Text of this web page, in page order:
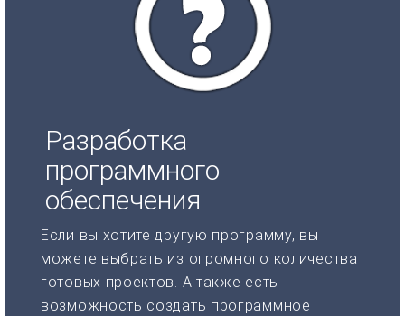
Разработка
программного
обеспечения
Если вы хотите другую программу, вы
можете выбрать из огромного количества
готовых проектов. А также есть
возможность создать программное